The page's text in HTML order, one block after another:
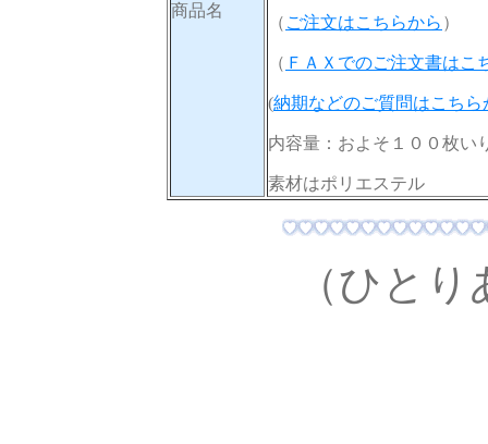
商品名
（ ご注文はこちらから ）
（ ＦＡＸでのご注文書はこ
(納期などのご質問はこち
内容量：およそ１００枚い
素材はポリエステル
（ひと